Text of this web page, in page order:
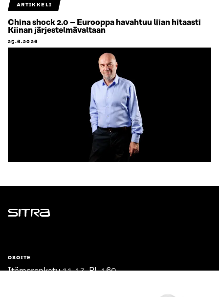
ARTIKKELI
China shock 2.0 – Eurooppa havahtuu liian hitaasti
Kiinan järjestelmävaltaan
25.6.2026
Sitra
OSOITE
Itämerenkatu 11-13, PL 160,